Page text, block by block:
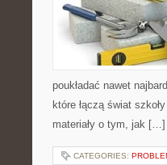
poukładać nawet
które łączą świat
materiały o tym, jak […]
CATEGORIES: